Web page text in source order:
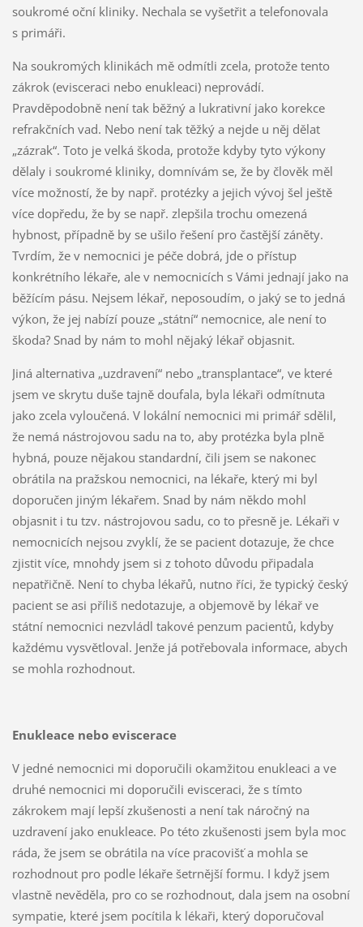
soukromé oční kliniky. Nechala se vyšetřit a telefonovala
s primáři.
Na soukromých klinikách mě odmítli zcela, protože tento
zákrok (evisceraci nebo enukleaci) neprovádí.
Pravděpodobně není tak běžný a lukrativní jako korekce
refrakčních vad. Nebo není tak těžký a nejde u něj dělat
„zázrak“. Toto je velká škoda, protože kdyby tyto výkony
dělaly i soukromé kliniky, domnívám se, že by člověk měl
více možností, že by např. protézky a jejich vývoj šel ještě
více dopředu, že by se např. zlepšila trochu omezená
hybnost, případně by se ušilo řešení pro častější záněty.
Tvrdím, že v nemocnici je péče dobrá, jde o přístup
konkrétního lékaře, ale v nemocnicích s Vámi jednají jako na
běžícím pásu. Nejsem lékař, neposoudím, o jaký se to jedná
výkon, že jej nabízí pouze „státní“ nemocnice, ale není to
škoda? Snad by nám to mohl nějaký lékař objasnit.
Jiná alternativa „uzdravení“ nebo „transplantace“, ve které
jsem ve skrytu duše tajně doufala, byla lékaři odmítnuta
jako zcela vyloučená. V lokální nemocnici mi primář sdělil,
že nemá nástrojovou sadu na to, aby protézka byla plně
hybná, pouze nějakou standardní, čili jsem se nakonec
obrátila na pražskou nemocnici, na lékaře, který mi byl
doporučen jiným lékařem. Snad by nám někdo mohl
objasnit i tu tzv. nástrojovou sadu, co to přesně je. Lékaři v
nemocnicích nejsou zvyklí, že se pacient dotazuje, že chce
zjistit více, mnohdy jsem si z tohoto důvodu připadala
nepatřičně. Není to chyba lékařů, nutno říci, že typický český
pacient se asi příliš nedotazuje, a objemově by lékař ve
státní nemocnici nezvládl takové penzum pacientů, kdyby
každému vysvětloval. Jenže já potřebovala informace, abych
se mohla rozhodnout.
Enukleace nebo eviscerace
V jedné nemocnici mi doporučili okamžitou enukleaci a ve
druhé nemocnici mi doporučili evisceraci, že s tímto
zákrokem mají lepší zkušenosti a není tak náročný na
uzdravení jako enukleace. Po této zkušenosti jsem byla moc
ráda, že jsem se obrátila na více pracovišť a mohla se
rozhodnout pro podle lékaře šetrnější formu. I když jsem
vlastně nevěděla, pro co se rozhodnout, dala jsem na osobní
sympatie, které jsem pocítila k lékaři, který doporučoval